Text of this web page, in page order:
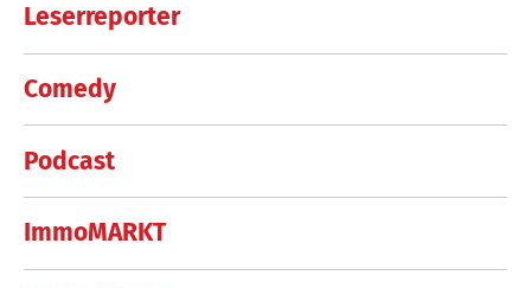
Leserreporter
Comedy
Podcast
ImmoMARKT